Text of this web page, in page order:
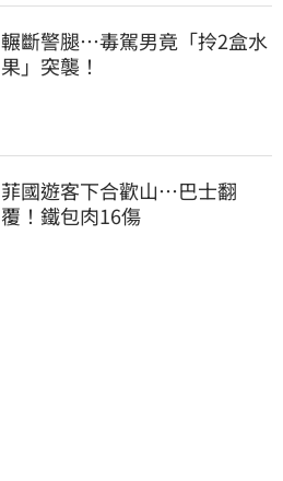
輾斷警腿…毒駕男竟「拎2盒水
果」突襲！
菲國遊客下合歡山…巴士翻
覆！鐵包肉16傷